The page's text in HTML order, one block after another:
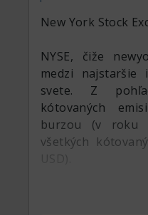
New York Stock
NYSE, čiže
medzi
svete. Z
kótovaných
burzou (v roku
všetkých